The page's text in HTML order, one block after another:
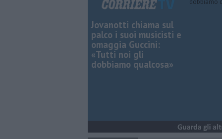
Jovanotti chiama sul
palco i suoi musicisti e
omaggia Guccini:
«Tutti noi gli
dobbiamo qualcosa»